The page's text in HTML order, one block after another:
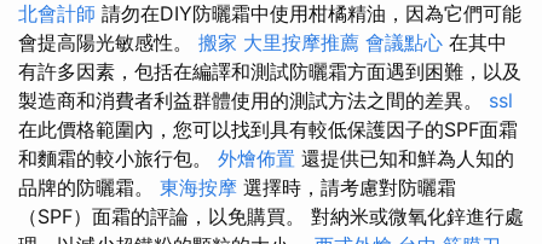
北會計師 請勿在DIY防曬霜中使用柑橘精油，因為它們可能
會提高陽光敏感性。 搬家 大里按摩推薦 會議點心 在其中
有許多因素，包括在編譯和測試防曬霜方面遇到困難，以及
製造商和消費者利益群體使用的測試方法之間的差異。 ssl
在此價格範圍內，您可以找到具有較低保護因子的SPF面霜
和麵霜的較小旅行包。 外燴佈置 還提供已知和鮮為人知的
品牌的防曬霜。 東海按摩 選擇時，請考慮對防曬霜
（SPF）面霜的評論，以免購買。 對納米或微氧化鋅進行處